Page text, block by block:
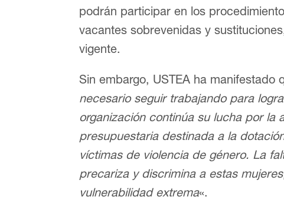
podrán participar en los
vacantes sobrevenidas y
vigente.
Sin embargo, USTEA ha manifestado
necesario seguir trabajando para
organización continúa su lucha por la
presupuestaria destinada a la
víctimas de violencia de género. La
precariza y discrimina a estas
vulnerabilidad extrema«.